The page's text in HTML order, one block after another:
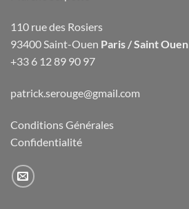
110 rue des Rosiers
93400 Saint-Ouen Paris / Saint Ouen
+33 6 12 89 90 97
patrick.serouge@gmail.com
Conditions Générales
Confidentialité